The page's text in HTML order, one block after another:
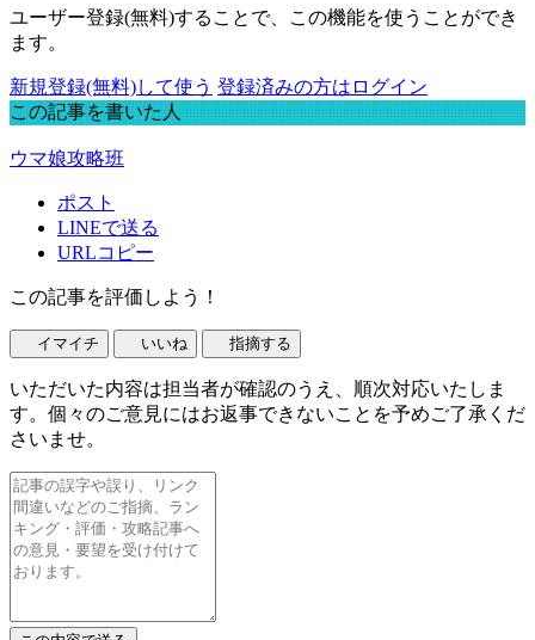
ユーザー登録(無料)することで、この機能を使うことができ
ます。
新規登録(無料)して使う 登録済みの方はログイン
この記事を書いた人
ウマ娘攻略班
ポスト
LINEで送る
URLコピー
この記事を評価しよう！
イマイチ いいね 指摘する
いただいた内容は担当者が確認のうえ、順次対応いたしま
す。個々のご意見にはお返事できないことを予めご了承くだ
さいませ。